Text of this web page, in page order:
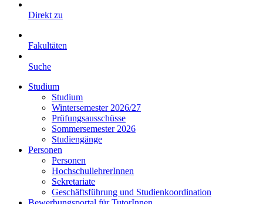
Direkt zu
Fakultäten
Suche
Studium
Studium
Wintersemester 2026/27
Prüfungsausschüsse
Sommersemester 2026
Studiengänge
Personen
Personen
HochschullehrerInnen
Sekretariate
Geschäftsführung und Studienkoordination